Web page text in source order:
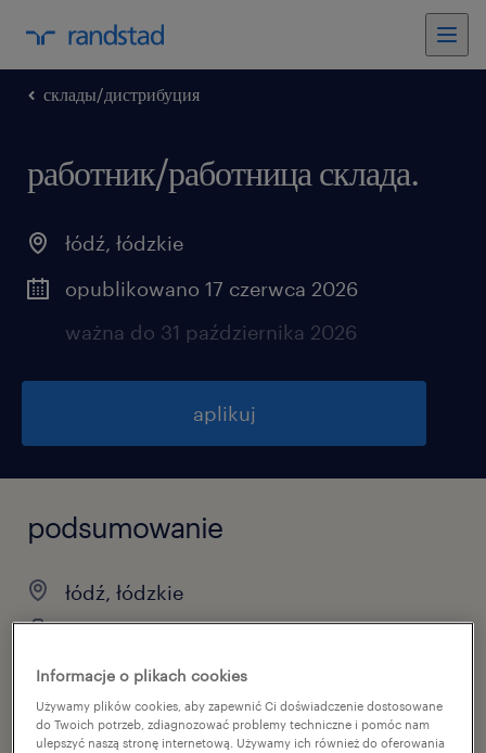
склады/дистрибуция
работник/работница склада.
łódź, łódzkie
opublikowano 17 czerwca 2026
ważna do 31 października 2026
aplikuj
podsumowanie
łódź, łódzkie
временная работа
pełen etat
Informacje o plikach cookies
Używamy plików cookies, aby zapewnić Ci doświadczenie dostosowane
do Twoich potrzeb, zdiagnozować problemy techniczne i pomóc nam
ulepszyć naszą stronę internetową. Używamy ich również do oferowania